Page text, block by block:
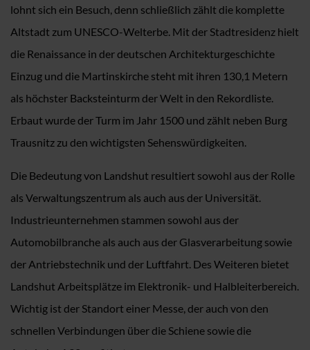
lohnt sich ein Besuch, denn schließlich zählt die komplette
Altstadt zum UNESCO-Welterbe. Mit der Stadtresidenz hielt
die Renaissance in der deutschen Architekturgeschichte
Einzug und die Martinskirche steht mit ihren 130,1 Metern
als höchster Backsteinturm der Welt in den Rekordliste.
Erbaut wurde der Turm im Jahr 1500 und zählt neben Burg
Trausnitz zu den wichtigsten Sehenswürdigkeiten.
Die Bedeutung von Landshut resultiert sowohl aus der Rolle
als Verwaltungszentrum als auch aus der Universität.
Industrieunternehmen stammen sowohl aus der
Automobilbranche als auch aus der Glasverarbeitung sowie
der Antriebstechnik und der Luftfahrt. Des Weiteren bietet
Landshut Arbeitsplätze im Elektronik- und Halbleiterbereich.
Wichtig ist der Standort einer Messe, der auch von den
schnellen Verbindungen über die Schiene sowie die